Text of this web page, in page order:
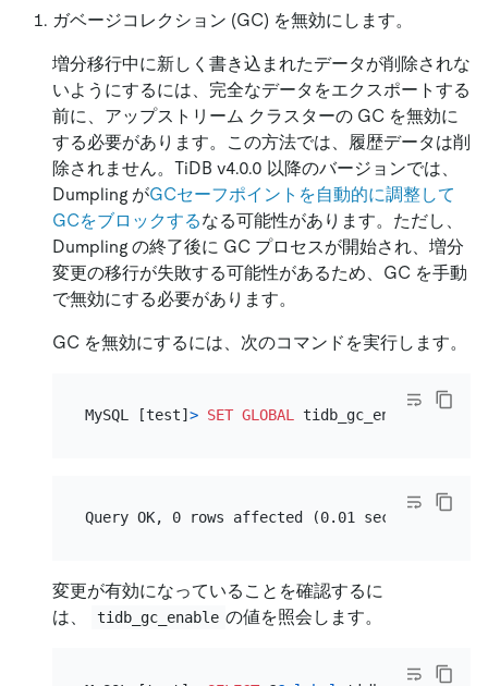
ガベージコレクション (GC) を無効にします。
増分移行中に新しく書き込まれたデータが削除されな
いようにするには、完全なデータをエクスポートする
前に、アップストリーム クラスターの GC を無効に
する必要があります。この方法では、履歴データは削
除されません。TiDB v4.0.0 以降のバージョンでは、
Dumpling がGCセーフポイントを自動的に調整して
GCをブロックするなる可能性があります。ただし、
Dumpling の終了後に GC プロセスが開始され、増分
変更の移行が失敗する可能性があるため、GC を手動
で無効にする必要があります。
GC を無効にするには、次のコマンドを実行します。
MySQL [test] > SET GLOBAL tidb_gc_enable FALSE
変更が有効になっていることを確認するに
は、
tidb_gc_enable の値を照会します。